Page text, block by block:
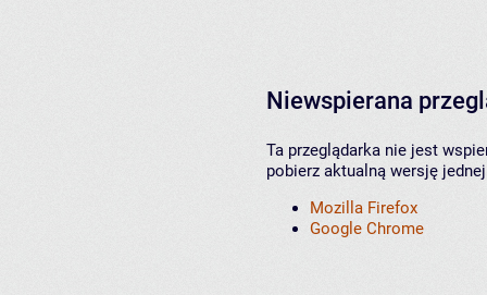
Niewspierana
Ta przeglądarka nie jest
pobierz aktualną wersję
Mozilla Firefox
Google Chrome